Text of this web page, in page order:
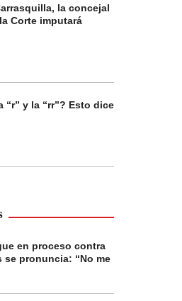
la concejal
Corte imputará
“r” y la “rr”? Esto dice
en proceso contra
se pronuncia: “No me